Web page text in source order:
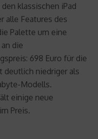
klassischen iPad
alle Features des
Palette um eine
die
698 Euro für die
deutlich niedriger als
Modells.
einige neue
Preis.